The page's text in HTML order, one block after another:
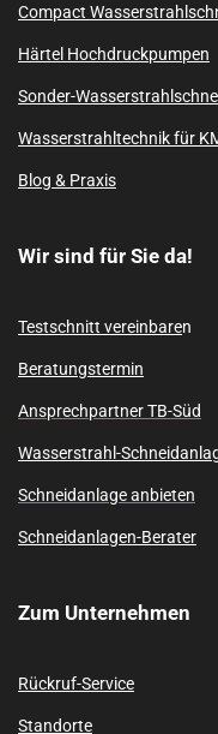
Compact
Härtel Hochdruckpumpen
Sonder-
Wasserstrahltechnik für
Blog & Praxis
Wir sind für Sie da!
Testschnitt vereinbaren
Beratungstermin
Ansprechpartner TB-Süd
Wasserstrahl-
Schneidanlage anbieten
Schneidanlagen-Berater
Zum Unternehmen
Rückruf-Service
Standorte